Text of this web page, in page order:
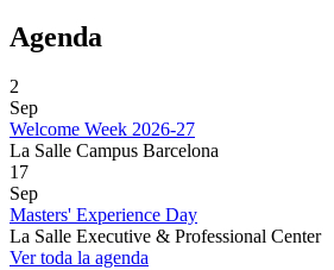
Agenda
2
Sep
Welcome Week 2026-27
La Salle Campus Barcelona
17
Sep
Masters' Experience Day
La Salle Executive & Professional Center
Ver toda la agenda